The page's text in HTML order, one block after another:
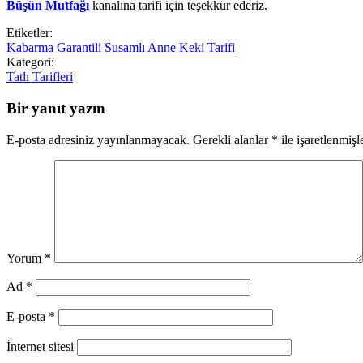
Büşün Mutfağı kanalına tarifi için teşekkür ederiz.
Etiketler:
Kabarma Garantili Susamlı Anne Keki Tarifi
Kategori:
Tatlı Tarifleri
Bir yanıt yazın
E-posta adresiniz yayınlanmayacak. Gerekli alanlar * ile
Yorum *
Ad *
E-posta *
İnternet sitesi